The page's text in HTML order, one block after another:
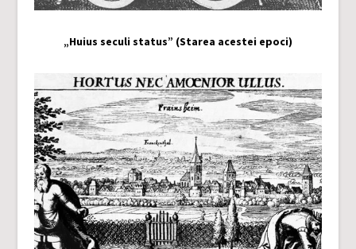
„Huius seculi status” (Starea acestei epoci)